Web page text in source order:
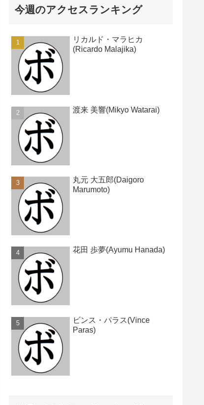
今週のアクセスランキング
リカルド・マラヒカ
(Ricardo Malajika)
渡来 美響(Mikyo Watarai)
丸元 大五郎(Daigoro
Marumoto)
花田 歩夢(Ayumu Hanada)
ビンス・パラス(Vince
Paras)